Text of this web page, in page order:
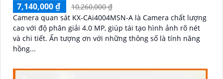
7,140,000 ₫
10,260,000 ₫
Camera quan sát KX-CAi4004MSN-A là Camera chất lượng
cao với độ phân giải 4.0 MP, giúp tái tạo hình ảnh rõ nét
và chi tiết. Ấn tượng ơn với những thông số là tính năng
hồng...